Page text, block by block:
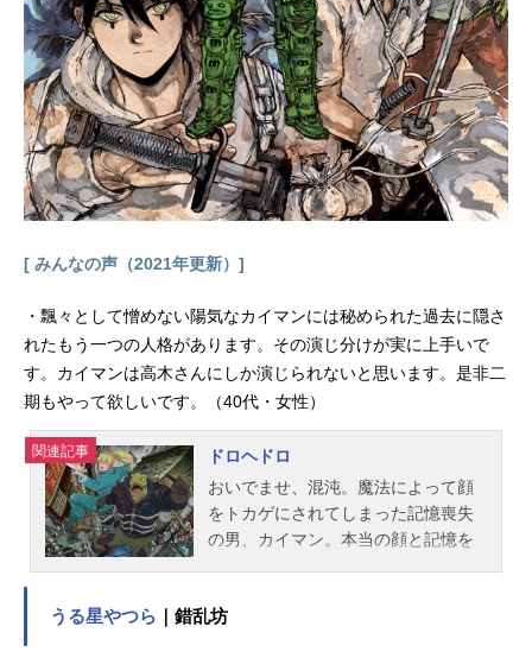
ト：小西克幸ラーキ・ディラック：
高口公介ポーフ・グリフィス：宮園
拓夢クリス・ブンスター：最上嗣生
ケビン・メンデル：高木渉ミイネ・
モンゴメリ：永井真里子玉村たま
お：水樹奈々ポンチ：宮園拓夢コン
チ：観世智顕道潤：根谷美智子李白
竜：櫻井トオル道円：手塚秀彰ピリ
カ：日...
[ みんなの声（2021年更新）]
・飄々として憎めない陽気なカイマンには秘められた過去に隠さ
れたもう一つの人格があります。その演じ分けが実に上手いで
す。カイマンは高木さんにしか演じられないと思います。是非二
期もやって欲しいです。（40代・女性）
関連記事
ドロヘドロ
おいでませ、混沌。魔法によって顔
をトカゲにされてしまった記憶喪失
の男、カイマン。本当の顔と記憶を
を探し続ける。いったい自分は何者
うる星やつら ｜錯乱坊